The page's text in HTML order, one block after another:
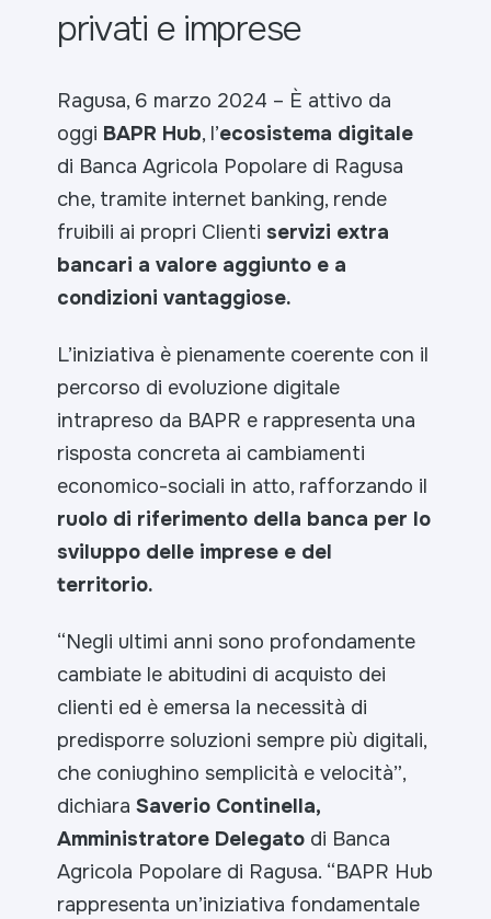
privati e imprese
Ragusa, 6 marzo 2024 – È attivo da
oggi BAPR Hub, l’ecosistema digitale
di Banca Agricola Popolare di Ragusa
che, tramite internet banking, rende
fruibili ai propri Clienti servizi extra
bancari a valore aggiunto e a
condizioni vantaggiose.
L’iniziativa è pienamente coerente con il
percorso di evoluzione digitale
intrapreso da BAPR e rappresenta una
risposta concreta ai cambiamenti
economico-sociali in atto, rafforzando il
ruolo di riferimento della banca per lo
sviluppo delle imprese e del
territorio.
“Negli ultimi anni sono profondamente
cambiate le abitudini di acquisto dei
clienti ed è emersa la necessità di
predisporre soluzioni sempre più digitali,
che coniughino semplicità e velocità”,
dichiaraSaverio Continella,
Amministratore Delegato di Banca
Agricola Popolare di Ragusa. “BAPR Hub
rappresenta un’iniziativa fondamentale